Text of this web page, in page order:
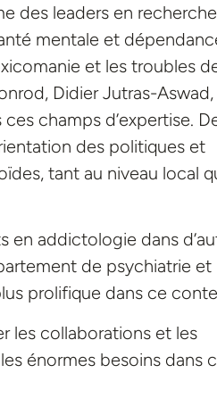
des leaders en
mentale et
et les troubles
Didier Jutras-Aswad,
champs d’expertise.
des politiques et
tant au niveau local
en addictologie dans
de psychiatrie et
prolifique dans ce
les collaborations et les
énormes besoins dans